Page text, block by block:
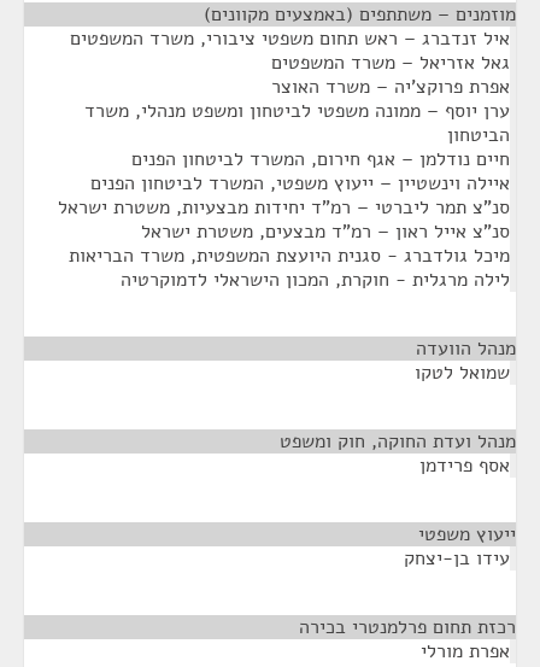
מוזמנים – משתתפים (באמצעים מקוונים)
איל זנדברג – ראש תחום משפטי ציבורי, משרד המשפטים
גאל אזריאל – משרד המשפטים
אפרת פרוקצ'יה – משרד האוצר
ערן יוסף – ממונה משפטי לביטחון ומשפט מנהלי, משרד
הביטחון
חיים נודלמן – אגף חירום, המשרד לביטחון הפנים
איילה וינשטיין – ייעוץ משפטי, המשרד לביטחון הפנים
סנ"צ תמר ליברטי – רמ"ד יחידות מבצעיות, משטרת ישראל
סנ"צ אייל ראון – רמ"ד מבצעים, משטרת ישראל
מיכל גולדברג - סגנית היועצת המשפטית, משרד הבריאות
לילה מרגלית - חוקרת, המכון הישראלי לדמוקרטיה
מנהל הוועדה
שמואל לטקו
מנהל ועדת החוקה, חוק ומשפט
אסף פרידמן
ייעוץ משפטי
עידו בן-יצחק
רכזת תחום פרלמנטרי בכירה
אפרת מורלי